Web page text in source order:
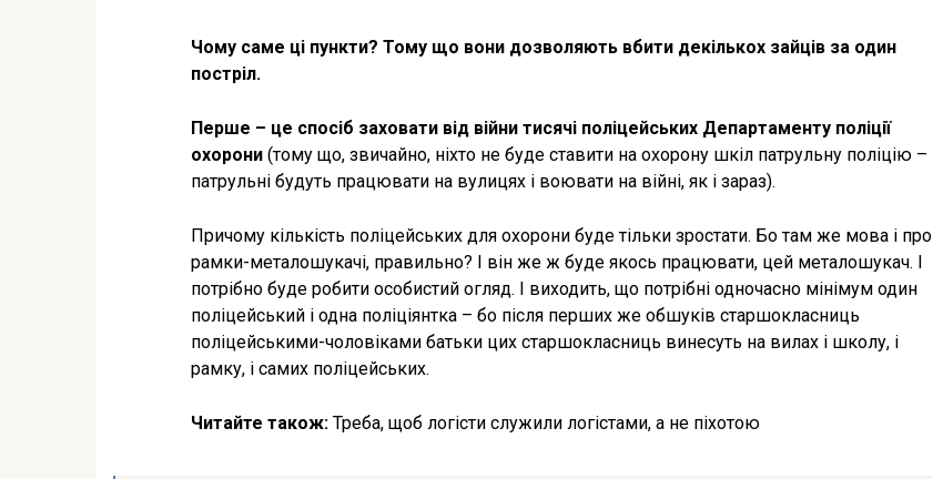
Чому саме ці пункти? Тому що вони дозволяють вбити декількох зайців за один
постріл.
Перше – це спосіб заховати від війни тисячі поліцейських Департаменту поліції
охорони (тому що, звичайно, ніхто не буде ставити на охорону шкіл патрульну поліцію –
патрульні будуть працювати на вулицях і воювати на війні, як і зараз).
Причому кількість поліцейських для охорони буде тільки зростати. Бо там же мова і про
рамки-металошукачі, правильно? І він же ж буде якось працювати, цей металошукач. І
потрібно буде робити особистий огляд. І виходить, що потрібні одночасно мінімум один
поліцейський і одна поліціянтка – бо після перших же обшуків старшокласниць
поліцейськими-чоловіками батьки цих старшокласниць винесуть на вилах і школу, і
рамку, і самих поліцейських.
Читайте також: Треба, щоб логісти служили логістами, а не піхотою